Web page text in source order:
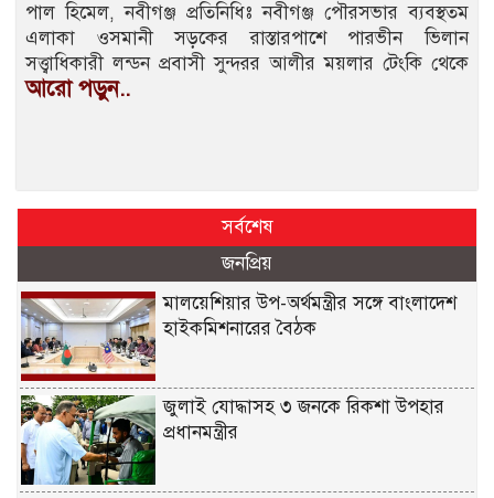
পাল হিমেল, নবীগঞ্জ প্রতিনিধিঃ নবীগঞ্জ পৌরসভার ব্যবস্থতম
এলাকা ওসমানী সড়কের রাস্তারপাশে পারভীন ভিলান
সত্ত্বাধিকারী লন্ডন প্রবাসী সুন্দরর আলীর ময়লার টেংকি থেকে
আরো পড়ুন..
সর্বশেষ
জনপ্রিয়
মালয়েশিয়ার উপ-অর্থমন্ত্রীর সঙ্গে বাংলাদেশ
হাইকমিশনারের বৈঠক
জুলাই যোদ্ধাসহ ৩ জনকে রিকশা উপহার
প্রধানমন্ত্রীর